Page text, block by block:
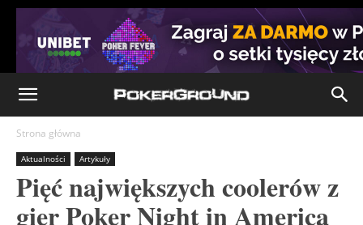
Strona główna
Aktualności Artykuły
Pięć największych coolerów z
gier Poker Night in America